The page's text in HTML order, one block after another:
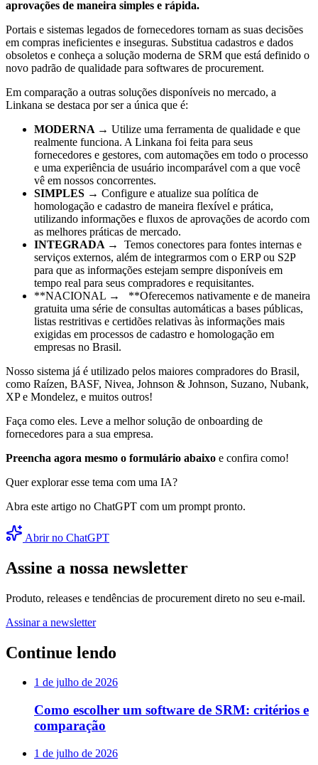
aprovações de maneira simples e rápida.
Portais e sistemas legados de fornecedores tornam as suas decisões
em compras ineficientes e inseguras. Substitua cadastros e dados
obsoletos e conheça a solução moderna de SRM que está definido o
novo padrão de qualidade para softwares de procurement.
Em comparação a outras soluções disponíveis no mercado, a
Linkana se destaca por ser a única que é:
MODERNA → Utilize uma ferramenta de qualidade e que
realmente funciona. A Linkana foi feita para seus
fornecedores e gestores, com automações em todo o processo
e uma experiência de usuário incomparável com a que você
vê em nossos concorrentes.
SIMPLES → Configure e atualize sua política de
homologação e cadastro de maneira flexível e prática,
utilizando informações e fluxos de aprovações de acordo com
as melhores práticas de mercado.
INTEGRADA →
Temos conectores para fontes internas e
serviços externos, além de integrarmos com o ERP ou S2P
para que as informações estejam sempre disponíveis em
tempo real para seus compradores e requisitantes.
**NACIONAL → **Oferecemos nativamente e de maneira
gratuita uma série de consultas automáticas a bases públicas,
listas restritivas e certidões relativas às informações mais
exigidas em processos de cadastro e homologação em
empresas no Brasil.
Nosso sistema já é utilizado pelos maiores compradores do Brasil,
como Raízen, BASF, Nivea, Johnson & Johnson, Suzano, Nubank,
XP e Mondelez, e muitos outros!
Faça como eles. Leve a melhor solução de onboarding de
fornecedores para a sua empresa.
Preencha agora mesmo o formulário abaixo e confira como!
Quer explorar esse tema com uma IA?
Abra este artigo no ChatGPT com um prompt pronto.
Abrir no ChatGPT
Assine a nossa newsletter
Produto, releases e tendências de procurement direto no seu e-mail.
Assinar a newsletter
Continue lendo
1 de julho de 2026
Como escolher um software de SRM: critérios e
comparação
1 de julho de 2026